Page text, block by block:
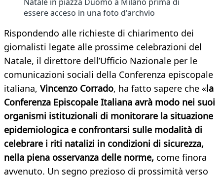
essere acceso in una foto d'archvio
Rispondendo alle richieste di chiarimento dei
giornalisti legate alle prossime celebrazioni del
Natale, il direttore dell’Ufficio Nazionale per le
comunicazioni sociali della Conferenza episcopale
italiana, Vincenzo Corrado, ha fatto sapere che «la
Conferenza Episcopale Italiana avrà modo nei suoi
organismi istituzionali di monitorare la situazione
epidemiologica e confrontarsi sulle modalità di
celebrare i riti natalizi in condizioni di sicurezza,
nella piena osservanza delle norme, come finora
avvenuto. Un segno prezioso di prossimità verso